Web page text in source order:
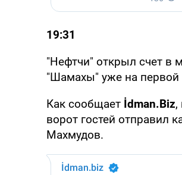
19:31
"Нефтчи" открыл счет в
"Шамахы" уже на первой
Как сообщает İdman.Biz,
ворот гостей отправил
Махмудов.